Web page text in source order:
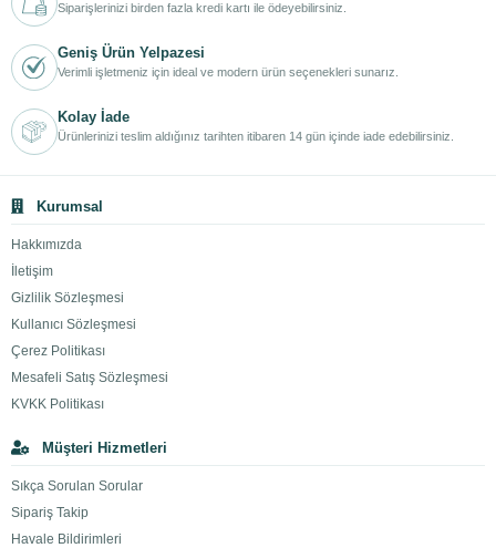
Siparişlerinizi birden fazla kredi kartı ile ödeyebilirsiniz.
Geniş Ürün Yelpazesi
Verimli işletmeniz için ideal ve modern ürün seçenekleri sunarız.
Kolay İade
Ürünlerinizi teslim aldığınız tarihten itibaren 14 gün içinde iade edebilirsiniz.
Kurumsal
Hakkımızda
İletişim
Gizlilik Sözleşmesi
Kullanıcı Sözleşmesi
Çerez Politikası
Mesafeli Satış Sözleşmesi
KVKK Politikası
Müşteri Hizmetleri
Sıkça Sorulan Sorular
Sipariş Takip
Havale Bildirimleri